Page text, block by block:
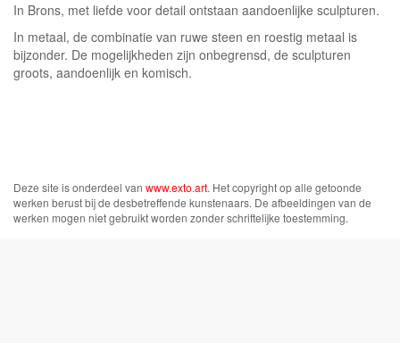
In Brons, met liefde voor detail ontstaan aandoenlijke sculpturen.
In metaal, de combinatie van ruwe steen en roestig metaal is
bijzonder. De mogelijkheden zijn onbegrensd, de sculpturen
groots, aandoenlijk en komisch.
Deze site is onderdeel van www.exto.art. Het copyright op alle getoonde
werken berust bij de desbetreffende kunstenaars. De afbeeldingen van de
werken mogen niet gebruikt worden zonder schriftelijke toestemming.